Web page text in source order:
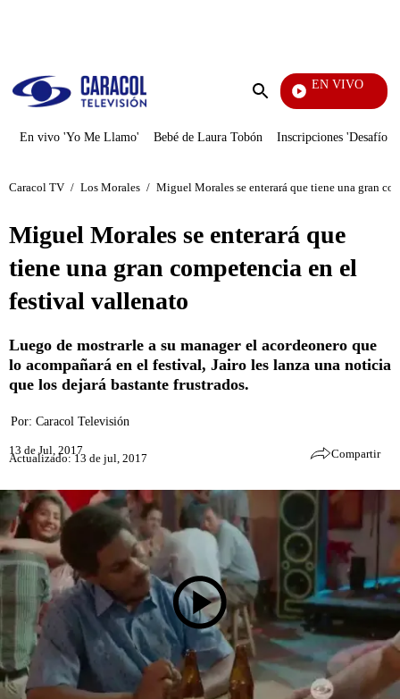
Enviar
EN VIVO
Yo Me Llamo
En vivo 'Yo Me Llamo' Bebé de Laura Tobón Inscripciones 'Desafío'
Caracol TV / Los Morales / Miguel Morales se enterará que tiene una gran
Miguel Morales se enterará que
tiene una gran competencia en el
festival vallenato
Luego de mostrarle a su manager el acordeonero que
lo acompañará en el festival, Jairo les lanza una noticia
que los dejará bastante frustrados.
Por: Caracol Televisión
13 de Jul, 2017
Actualizado: 13 de jul, 2017 Compartir